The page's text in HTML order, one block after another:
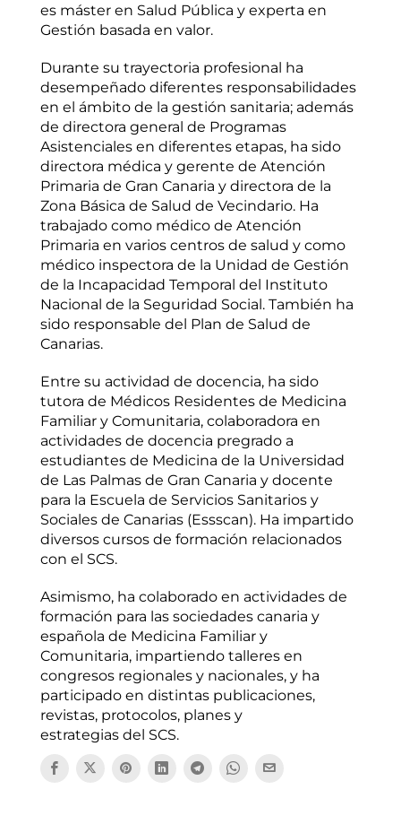
es máster en Salud Pública y experta en
Gestión basada en valor.
Durante su trayectoria profesional ha
desempeñado diferentes responsabilidades
en el ámbito de la gestión sanitaria; además
de directora general de Programas
Asistenciales en diferentes etapas, ha sido
directora médica y gerente de Atención
Primaria de Gran Canaria y directora de la
Zona Básica de Salud de Vecindario. Ha
trabajado como médico de Atención
Primaria en varios centros de salud y como
médico inspectora de la Unidad de Gestión
de la Incapacidad Temporal del Instituto
Nacional de la Seguridad Social. También ha
sido responsable del Plan de Salud de
Canarias.
Entre su actividad de docencia, ha sido
tutora de Médicos Residentes de Medicina
Familiar y Comunitaria, colaboradora en
actividades de docencia pregrado a
estudiantes de Medicina de la Universidad
de Las Palmas de Gran Canaria y docente
para la Escuela de Servicios Sanitarios y
Sociales de Canarias (Essscan). Ha impartido
diversos cursos de formación relacionados
con el SCS.
Asimismo, ha colaborado en actividades de
formación para las sociedades canaria y
española de Medicina Familiar y
Comunitaria, impartiendo talleres en
congresos regionales y nacionales, y ha
participado en distintas publicaciones,
revistas, protocolos, planes y
estrategias del SCS.